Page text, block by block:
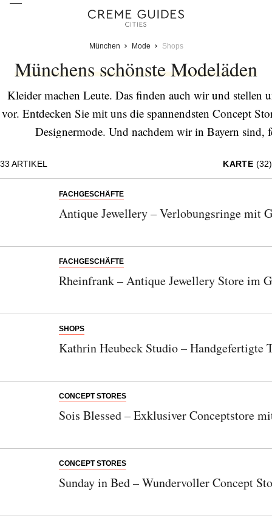
München Mode Shops
Münchens schönste Modeläden
Kleider machen Leute. Das finden auch wir und stellen
vor. Entdecken Sie mit uns die spannendsten Concept
Designermode. Und nachdem wir in Bayern sind,
33 ARTIKEL KARTE (32)
FACHGESCHÄFTE
Antique Jewellery – Verlobungsringe mit
FACHGESCHÄFTE
Rheinfrank – Antique Jewellery Store im
SHOPS
Kathrin Heubeck Studio – Handgefertigte
CONCEPT STORES
Sois Blessed – Exklusiver Conceptstore
CONCEPT STORES
Sunday in Bed – Wundervoller Concept